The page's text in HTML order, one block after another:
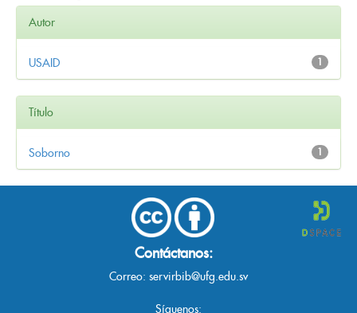
Autor
1
USAID
Título
1
Soborno
Contáctanos:
Correo: servirbib@ufg.edu.sv
Síguenos: